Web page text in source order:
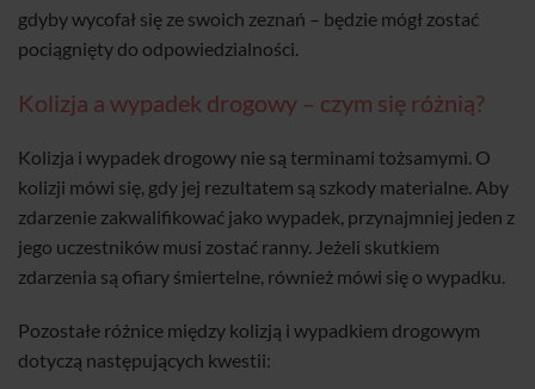
gdyby wycofał się ze swoich zeznań – będzie mógł zostać
pociągnięty do odpowiedzialności.
Kolizja a wypadek drogowy – czym się różnią?
Kolizja i wypadek drogowy nie są terminami tożsamymi. O
kolizji mówi się, gdy jej rezultatem są szkody materialne. Aby
zdarzenie zakwalifikować jako wypadek, przynajmniej jeden z
jego uczestników musi zostać ranny. Jeżeli skutkiem
zdarzenia są ofiary śmiertelne, również mówi się o wypadku.
Pozostałe różnice między kolizją i wypadkiem drogowym
dotyczą następujących kwestii: